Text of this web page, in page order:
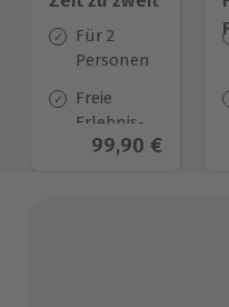
Für 2
Personen
Freie
Erlebnis-
Auswahl
Aktueller Preis
99,90 €